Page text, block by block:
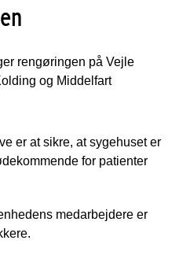
rengøringen på Vejle
og Middelfart
er at sikre, at sygehuset er
for patienter
medarbejdere er